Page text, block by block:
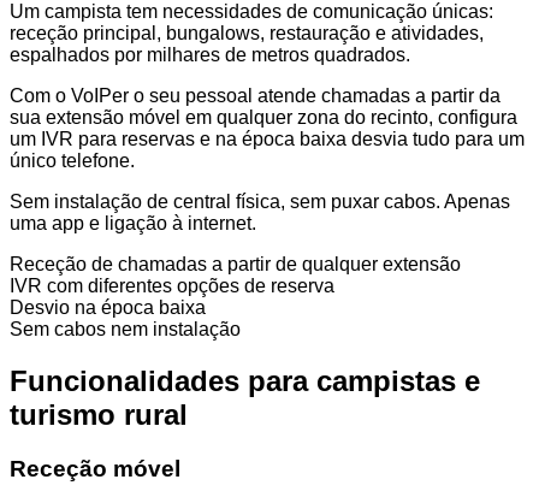
Um campista tem necessidades de comunicação únicas:
receção principal, bungalows, restauração e atividades,
espalhados por milhares de metros quadrados.
Com o VoIPer o seu pessoal atende chamadas a partir da
sua extensão móvel em qualquer zona do recinto, configura
um IVR para reservas e na época baixa desvia tudo para um
único telefone.
Sem instalação de central física, sem puxar cabos. Apenas
uma app e ligação à internet.
Receção de chamadas a partir de qualquer extensão
IVR com diferentes opções de reserva
Desvio na época baixa
Sem cabos nem instalação
Funcionalidades para campistas e
turismo rural
Receção móvel